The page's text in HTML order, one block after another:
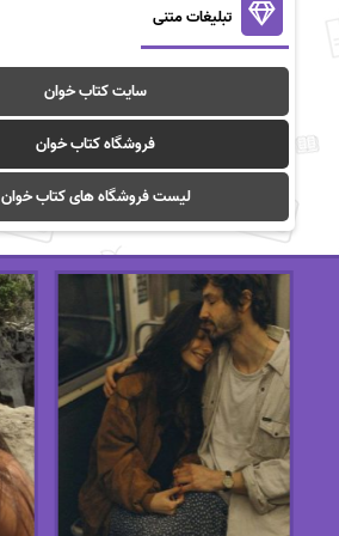
تبلیغات متنی
سایت کتاب خوان
فروشگاه کتاب خوان
لیست فروشگاه های کتاب خوان